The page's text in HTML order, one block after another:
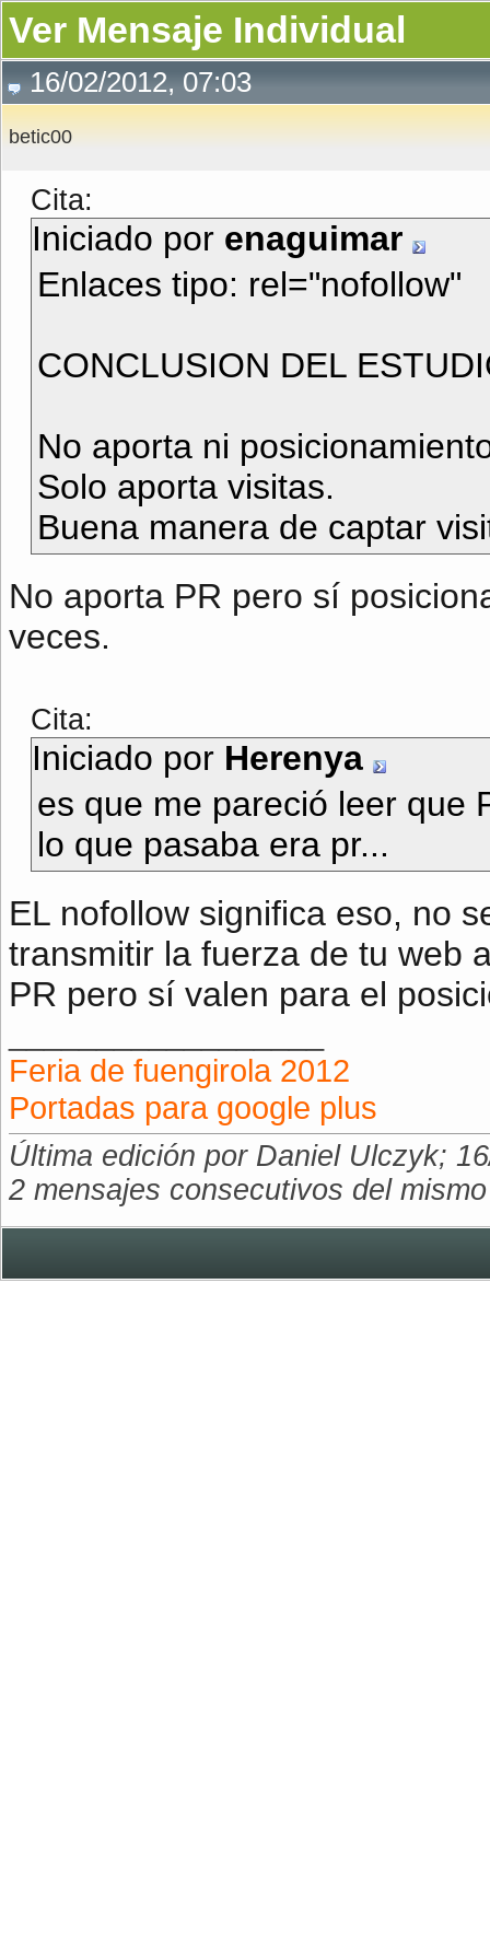
Ver Mensaje Individual
16/02/2012, 07:03
betic00
Cita:
Iniciado por enaguimar
Enlaces tipo: rel="nofollow"
CONCLUSION DEL
No aporta ni
Solo aporta visitas.
Buena manera de captar
No aporta PR pero sí
veces.
Cita:
Iniciado por Herenya
es que me pareció leer que
lo que pasaba era pr...
EL nofollow significa eso, no
transmitir la fuerza de tu web
PR pero sí valen para el
Feria de fuengirola 2012
Portadas para google plus
Última edición por Daniel Ulczyk;
2 mensajes consecutivos del